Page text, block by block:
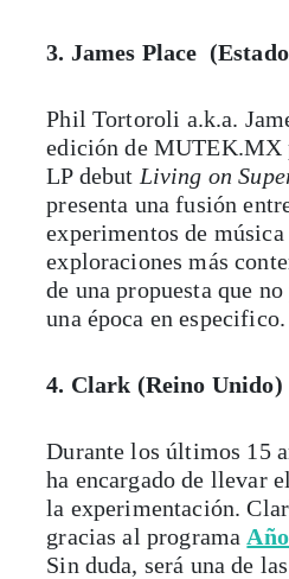
3. James Place
Phil Tortoroli a.k.a.
edición de MUTEK.MX
LP debut Living on
presenta una fusión
experimentos de
exploraciones más
de una propuesta que
una época en
4. Clark (Reino Unido)
Durante los últimos 15
ha encargado de llevar
la experimentación.
gracias al programa
Sin duda, será una de